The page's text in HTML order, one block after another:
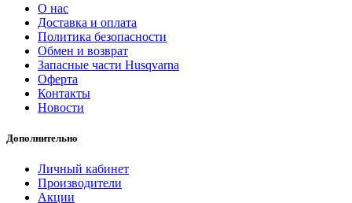
О нас
Доставка и оплата
Политика безопасности
Обмен и возврат
Запасные части Husqvarna
Оферта
Контакты
Новости
Дополнительно
Личный кабинет
Производители
Акции